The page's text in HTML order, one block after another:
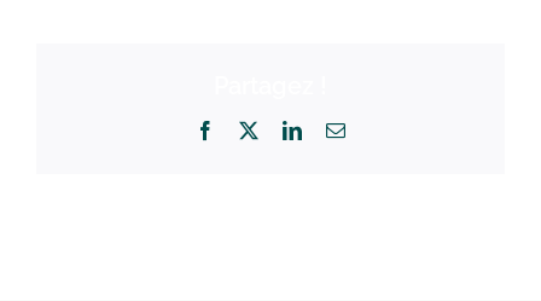
Facebook LinkedInEmail